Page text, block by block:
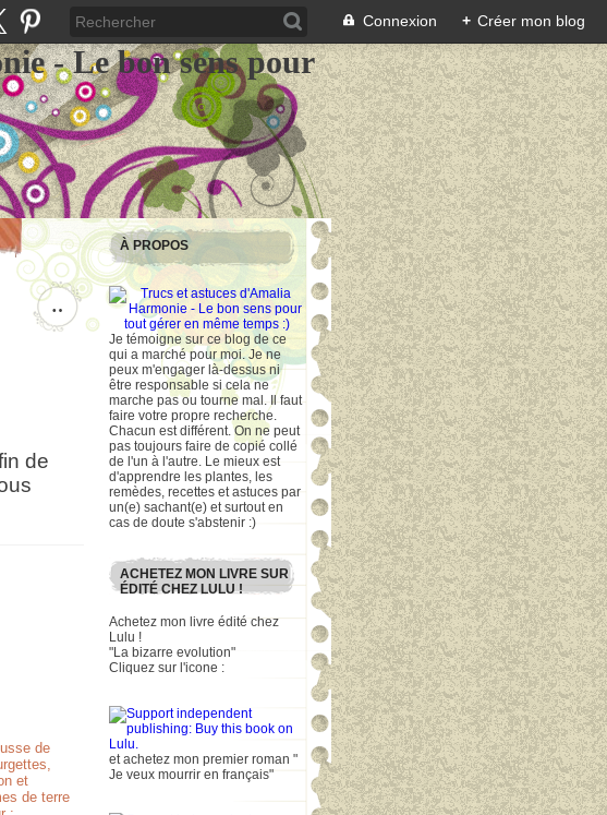
Connexion + Créer mon blog
- Le bon sens pour
…
de
À PROPOS
Je témoigne sur ce blog de ce
qui a marché pour moi. Je ne
peux m'engager là-dessus ni
être responsable si cela ne
marche pas ou tourne mal. Il faut
faire votre propre recherche.
Chacun est différent. On ne peut
pas toujours faire de copié collé
de l'un à l'autre. Le mieux est
d'apprendre les plantes, les
remèdes, recettes et astuces par
un(e) sachant(e) et surtout en
cas de doute s'abstenir :)
ACHETEZ MON LIVRE SUR
ÉDITÉ CHEZ LULU !
Achetez mon livre édité chez
Lulu !
"La bizarre evolution"
Cliquez sur l'icone :
et achetez mon premier roman "
Je veux mourrir en français"